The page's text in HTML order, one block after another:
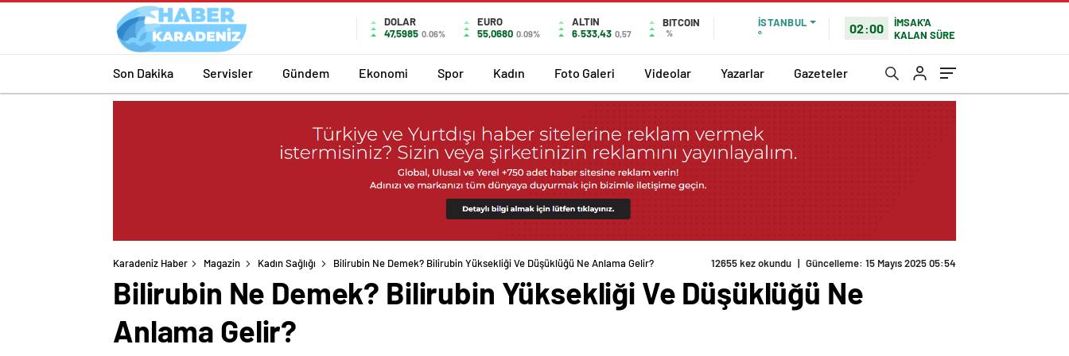
DOLAR
47,5985 0.06%
EURO
55,0680 0.09%
ALTIN
6.533,43 0,57
BITCOIN
%
İSTANBUL
°
02:00
İMSAK'A
KALAN SÜRE
Son Dakika Servisler Gündem Ekonomi Spor Kadın Foto Galeri Videolar Yazarlar Gazeteler
Karadeniz Haber Magazin Kadın Sağlığı Bilirubin Ne Demek? Bilirubin Yüksekliği Ve Düşüklüğü Ne Anlama Gelir? 12655 kez okundu | Güncelleme: 15 Mayıs 2025 05:54
Bilirubin Ne Demek? Bilirubin Yüksekliği Ve Düşüklüğü Ne
Anlama Gelir?